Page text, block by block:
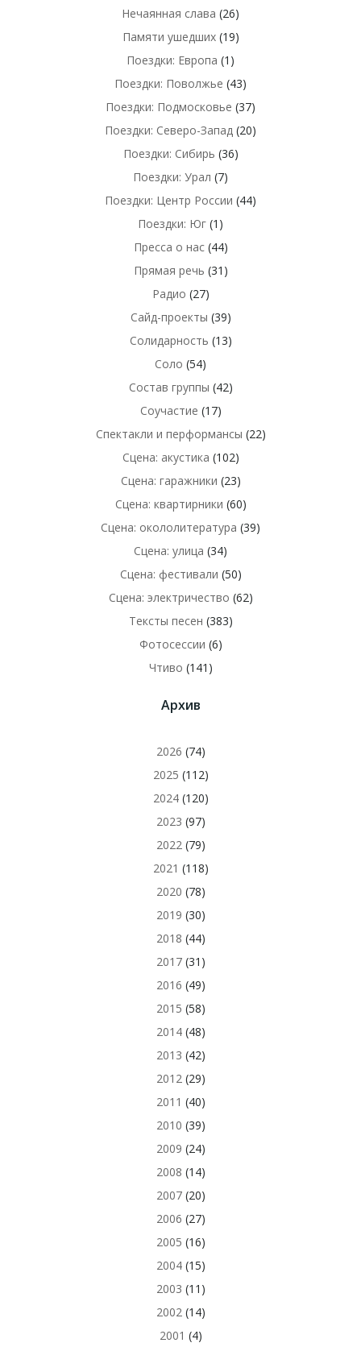
Нечаянная слава (26)
Памяти ушедших(19)
Поездки: Европа (1)
Поездки: Поволжье (43)
Поездки: Подмосковье (37)
Поездки: Северо-Запад (20)
Поездки: Сибирь (36)
Поездки: Урал (7)
Поездки: Центр России (44)
Поездки: Юг (1)
Пресса о нас(44)
Прямая речь (31)
Радио (27)
Сайд-проекты (39)
Солидарность (13)
Соло (54)
Состав группы (42)
Соучастие (17)
Спектакли и перформансы (22)
Сцена: акустика (102)
Сцена: гаражники (23)
Сцена: квартирники (60)
Сцена: окололитература (39)
Сцена: улица (34)
Сцена: фестивали (50)
Сцена: электричество (62)
Тексты песен (383)
Фотосессии (6)
Чтиво (141)
Архив
2026 (74)
2025 (112)
2024(120)
2023 (97)
2022(79)
2021 (118)
2020 (78)
2019 (30)
2018 (44)
2017(31)
2016 (49)
2015 (58)
2014(48)
2013 (42)
2012(29)
2011 (40)
2010 (39)
2009 (24)
2008 (14)
2007(20)
2006 (27)
2005 (16)
2004(15)
2003 (11)
2002(14)
2001 (4)